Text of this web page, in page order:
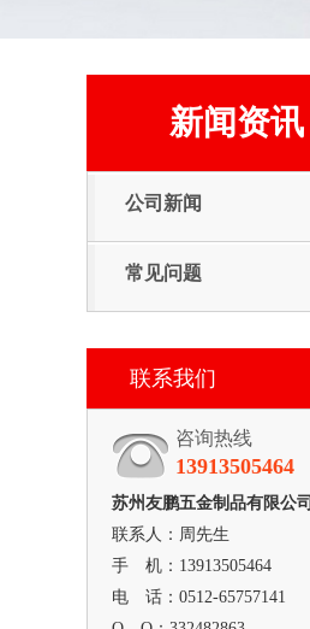
新闻资讯
公司新闻
常见问题
联系我们
咨询热线
13913505464
苏州友鹏五金制品有限公司
联系人：周先生
手 机：13913505464
电 话：0512-65757141